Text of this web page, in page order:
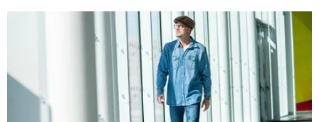
F45 Training med partners som bland annat Mark Wahlberg och
David Beckham i spetsen har nått stora framgångar med sina